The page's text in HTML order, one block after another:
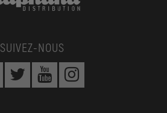
SUIVEZ-NOUS